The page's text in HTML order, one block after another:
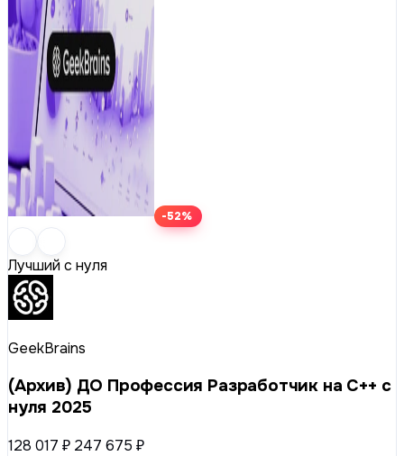
-52%
Лучший с нуля
GeekBrains
(Архив) ДО Профессия Разработчик на C++ с
нуля 2025
128 017 ₽ 247 675 ₽